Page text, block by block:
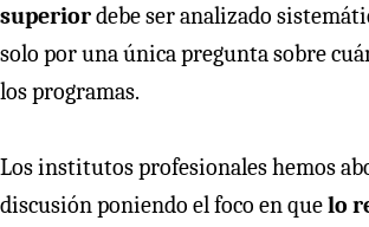
superiordebe ser analizado
solo por una única pregunta sobre
los programas.
Los institutos profesionales hemos
discusión poniendo el foco en quelo